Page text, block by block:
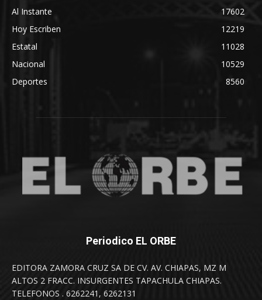
Al Instante
17602
Hoy Escriben
12219
Estatal
11028
Nacional
10529
Deportes
8560
Periodico EL ORBE
EDITORA ZAMORA CRUZ SA DE CV. AV. CHIAPAS, MZ M
ALTOS 2 FRACC. INSURGENTES TAPACHULA CHIAPAS.
TELEFONOS . 6262241, 6262131